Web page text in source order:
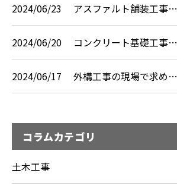
2024/06/23 アスファルト舗装工事…
2024/06/20 コンクリート基礎工事…
2024/06/17 外構工事の現場で求め…
コラムカテゴリ
土木工事